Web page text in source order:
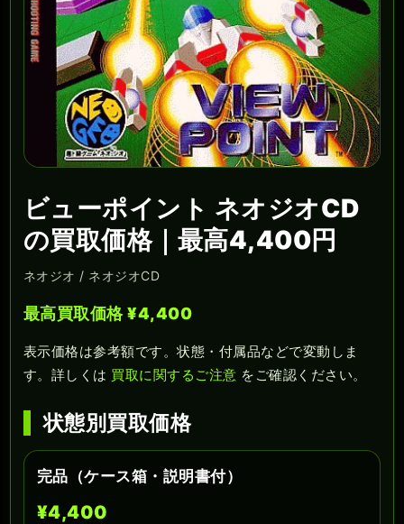
ビューポイント ネオジオCD
の買取価格｜最高4,400円
ネオジオ / ネオジオCD
最高買取価格 ¥4,400
表示価格は参考額です。状態・付属品などで変動しま
す。詳しくは 買取に関するご注意 をご確認ください。
状態別買取価格
完品（ケース箱・説明書付）
¥4,400